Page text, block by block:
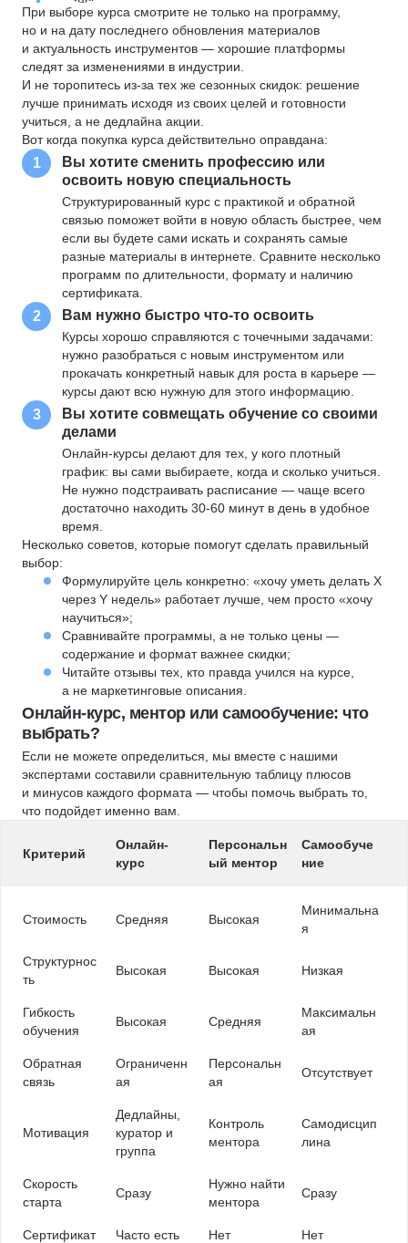
При выборе курса смотрите не только на программу,
но и на дату последнего обновления материалов
и актуальность инструментов — хорошие платформы
следят за изменениями в индустрии.
И не торопитесь из-за тех же сезонных скидок: решение
лучше принимать исходя из своих целей и готовности
учиться, а не дедлайна акции.
Вот когда покупка курса действительно оправдана:
1
Вы хотите сменить профессию или
освоить новую специальность
Структурированный курс с практикой и обратной
связью поможет войти в новую область быстрее, чем
если вы будете сами искать и сохранять самые
разные материалы в интернете. Сравните несколько
программ по длительности, формату и наличию
сертификата.
2 Вам нужно быстро что-то освоить
Курсы хорошо справляются с точечными задачами:
нужно разобраться с новым инструментом или
прокачать конкретный навык для роста в карьере —
курсы дают всю нужную для этого информацию.
3
Вы хотите совмещать обучение со своими
делами
Онлайн-курсы делают для тех, у кого плотный
график: вы сами выбираете, когда и сколько учиться.
Не нужно подстраивать расписание — чаще всего
достаточно находить 30-60 минут в день в удобное
время.
Несколько советов, которые помогут сделать правильный
выбор:
Формулируйте цель конкретно: «хочу уметь делать X
через Y недель» работает лучше, чем просто «хочу
научиться»;
Сравнивайте программы, а не только цены —
содержание и формат важнее скидки;
Читайте отзывы тех, кто правда учился на курсе,
а не маркетинговые описания.
Онлайн-курс, ментор или самообучение: что
выбрать?
Если не можете определиться, мы вместе с нашими
экспертами составили сравнительную таблицу плюсов
и минусов каждого формата — чтобы помочь выбрать то,
что подойдет именно вам.
Критерий
Онлайн-
курс
Персональн
ый ментор
Самообуче
ние
Стоимость Средняя Высокая
Минимальна
я
Структурнос
ть
Высокая Высокая Низкая
Гибкость
обучения
Высокая Средняя
Максимальн
ая
Обратная
связь
Ограниченн
ая
Персональн
ая
Отсутствует
Мотивация
Дедлайны,
куратор и
группа
Контроль
ментора
Самодисцип
лина
Скорость
старта
Сразу
Нужно найти
ментора
Сразу
Сертификат Часто есть Нет Нет